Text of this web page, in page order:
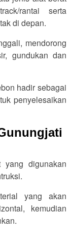
rantai serta
di depan.
mendorong
gundukan dan
hadir sebagai
penyelesaikan
digunakan
yang akan
kemudian